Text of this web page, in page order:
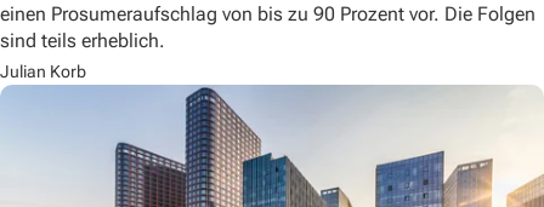
einen Prosumeraufschlag von bis zu 90 Prozent vor. Die Folgen
sind teils erheblich.
Julian Korb